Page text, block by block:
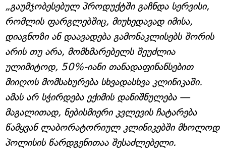
„გაუმჯობესებულ პროდუქტში გაჩნდა სერვისი,
რომლის ფარგლებშიც, მიუხედავად იმისა,
დიაგნოზი ან დაავადება გამონაკლისებს შორის
არის თუ არა, მომხმარებელს შეუძლია
ულიმიტოდ, 50%-იანი თანადაფინანსებით
მიიღოს მომსახურება სხვადასხვა კლინიკაში.
ამას არ სჭირდება ექიმის დანიშნულება —
მაგალითად, ნებისმიერი კვლევის ჩატარება
წამყვან ლაბორატორიულ კლინიკებში მხოლოდ
პოლისის წარდგენითაა შესაძლებელი.